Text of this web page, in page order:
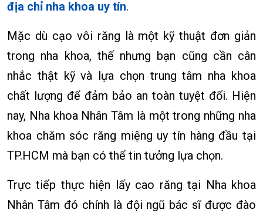
địa chỉ nha khoa uy tín.
Mặc dù cạo vôi răng là một kỹ thuật đơn giản
trong nha khoa, thế nhưng bạn cũng cần cân
nhắc thật kỹ và lựa chọn trung tâm nha khoa
chất lượng để đảm bảo an toàn tuyệt đối. Hiện
nay, Nha khoa Nhân Tâm là một trong những nha
khoa chăm sóc răng miệng uy tín hàng đầu tại
TP.HCM mà bạn có thể tin tưởng lựa chọn.
Trực tiếp thực hiện lấy cao răng tại Nha khoa
Nhân Tâm đó chính là đội ngũ bác sĩ được đào